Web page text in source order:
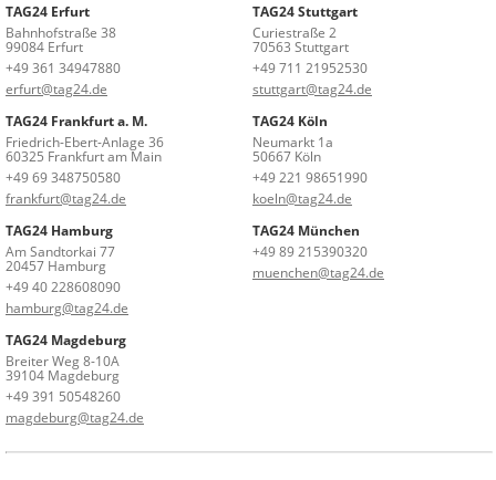
TAG24 Erfurt
Bahnhofstraße 38
99084 Erfurt
+49 361 34947880
erfurt@tag24.de
TAG24 Stuttgart
Curiestraße 2
70563 Stuttgart
+49 711 21952530
stuttgart@tag24.de
TAG24 Frankfurt a. M.
Friedrich-Ebert-Anlage 36
60325 Frankfurt am Main
+49 69 348750580
frankfurt@tag24.de
TAG24 Köln
Neumarkt 1a
50667 Köln
+49 221 98651990
koeln@tag24.de
TAG24 Hamburg
Am Sandtorkai 77
20457 Hamburg
+49 40 228608090
hamburg@tag24.de
TAG24 München
+49 89 215390320
muenchen@tag24.de
TAG24 Magdeburg
Breiter Weg 8-10A
39104 Magdeburg
+49 391 50548260
magdeburg@tag24.de